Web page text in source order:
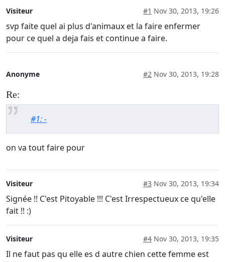
Visiteur #1 Nov 30, 2013, 19:26
svp faite quel ai plus d'animaux et la faire enfermer
pour ce quel a deja fais et continue a faire.
Anonyme #2 Nov 30, 2013, 19:28
Re:
#1: -
on va tout faire pour
Visiteur #3 Nov 30, 2013, 19:34
Signée !! C'est Pitoyable !!! C'est Irrespectueux ce qu'elle
fait !! :)
Visiteur #4 Nov 30, 2013, 19:35
Il ne faut pas qu elle es d autre chien cette femme est